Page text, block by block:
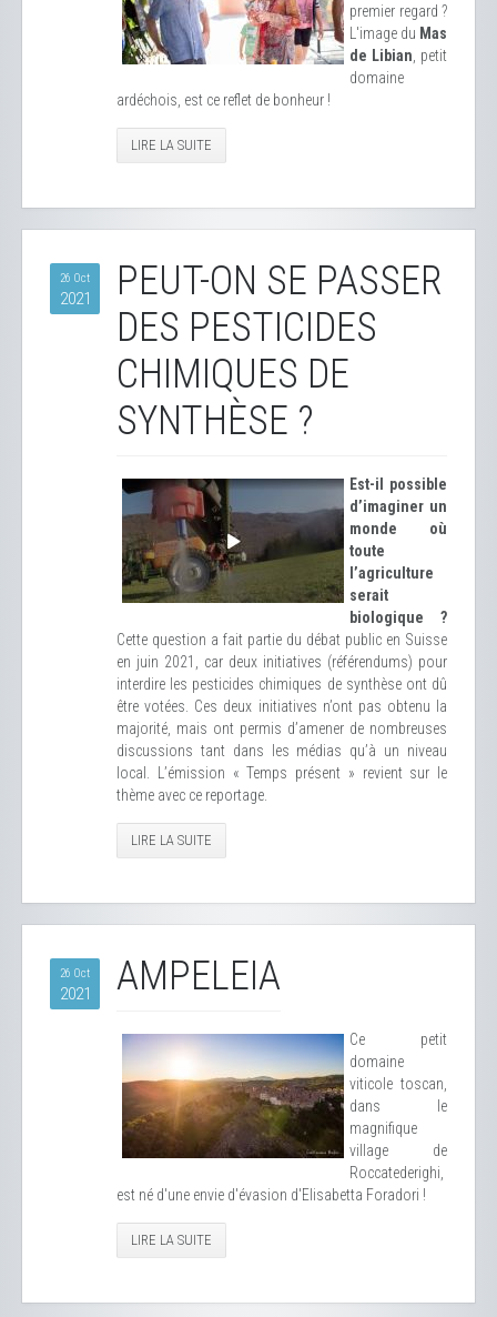
premier regard ?
L'image du Mas
de Libian , petit
domaine
ardéchois, est ce reflet de bonheur !
LIRE LA SUITE
26 Oct
2021
PEUT-ON SE PASSER
DES PESTICIDES
CHIMIQUES DE
SYNTHÈSE ?
Est-il possible
d’imaginer un
monde où
toute
l’agriculture
serait
biologique ?
Cette question a fait partie du débat public en Suisse
en juin 2021, car deux initiatives (référendums) pour
interdire les pesticides chimiques de synthèse ont dû
être votées. Ces deux initiatives n’ont pas obtenu la
majorité, mais ont permis d’amener de nombreuses
discussions tant dans les médias qu’à un niveau
local. L’émission « Temps présent » revient sur le
thème avec ce reportage.
LIRE LA SUITE
26 Oct
2021 AMPELEIA
Ce petit
domaine
viticole toscan,
dans le
magnifique
village de
Roccatederighi,
est né d'une envie d'évasion d'Elisabetta Foradori !
LIRE LA SUITE